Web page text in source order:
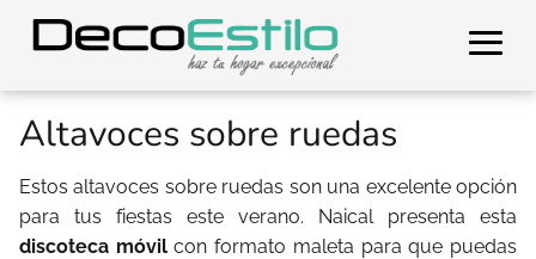
Altavoces sobre ruedas
Estos altavoces sobre ruedas son una excelente opción
para tus fiestas este verano. Naical presenta esta
discoteca móvilcon formato maleta para que puedas